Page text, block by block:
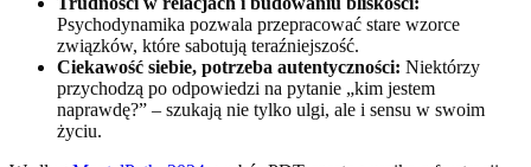
Psychodynamika pozwala przepracować stare wzorce
związków, które sabotują teraźniejszość.
Ciekawość siebie, potrzeba autentyczności: Niektórzy
przychodzą po odpowiedzi na pytanie „kim jestem
naprawdę?” – szukają nie tylko ulgi, ale i sensu w swoim
życiu.